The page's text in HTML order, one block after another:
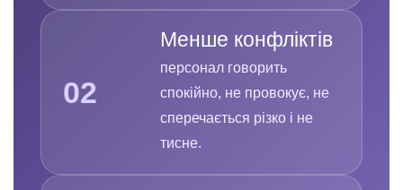
02
Менше конфліктів
персонал говорить
спокійно, не провокує, не
сперечається різко і не
тисне.